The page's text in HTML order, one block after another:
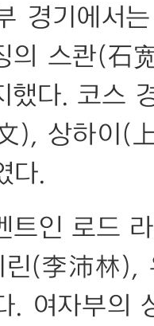
경기에서
의 스콴(石
다. 코스
), 상하이(
다.
트인 로드
린(李沛林
. 여자부의